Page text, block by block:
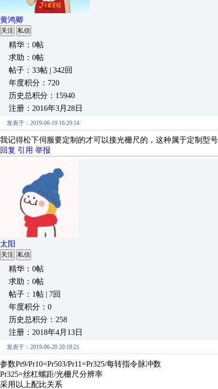
黄鸿卿
关注 私信
精华：0帖
求助：0帖
帖子：33帖 | 342回
年度积分：720
历史总积分：15940
注册：2016年3月28日
发表于：2019-06-19 16:29:14
我记得松下伺服要定制的才可以接光栅尺的，这种属于定制型
回复 引用 举报
太阳
关注 私信
精华：0帖
求助：0帖
帖子：1帖 | 7回
年度积分：0
历史总积分：258
注册：2018年4月13日
发表于：2019-06-20 20:18:21
参数Pr9/Pr10=Pr503/Pr11=Pr325/每转指令脉冲数
Pr325=丝杠螺距/光栅尺分辨率
采用以上配比关系